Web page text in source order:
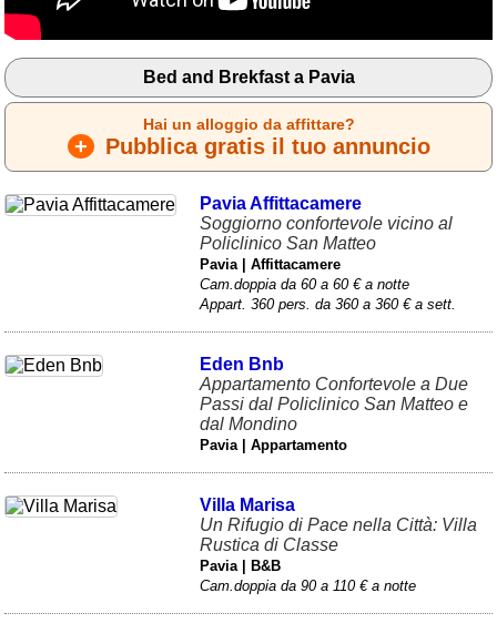
Bed and Brekfast a Pavia
Hai un alloggio da affittare?
+ Pubblica gratis il tuo annuncio
Pavia Affittacamere
Soggiorno confortevole vicino al
Policlinico San Matteo
Pavia | Affittacamere
Cam.doppia da 60 a 60 € a notte
Appart. 360 pers. da 360 a 360 € a sett.
Eden Bnb
Appartamento Confortevole a Due
Passi dal Policlinico San Matteo e
dal Mondino
Pavia | Appartamento
Villa Marisa
Un Rifugio di Pace nella Città: Villa
Rustica di Classe
Pavia | B&B
Cam.doppia da 90 a 110 € a notte
Liguria
Lombardia(176)
Marche(242)
Molise(38)
Piemonte(118)
Puglia(787)
Trentino - Alto Adige
Veneto(179)